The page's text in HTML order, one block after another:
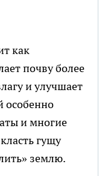
как
почву более
и улучшает
особенно
и многие
гущу
землю.